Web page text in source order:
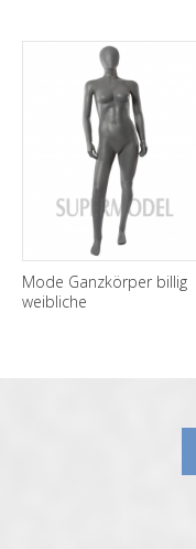
Mode Ganzkörper billig
weibliche